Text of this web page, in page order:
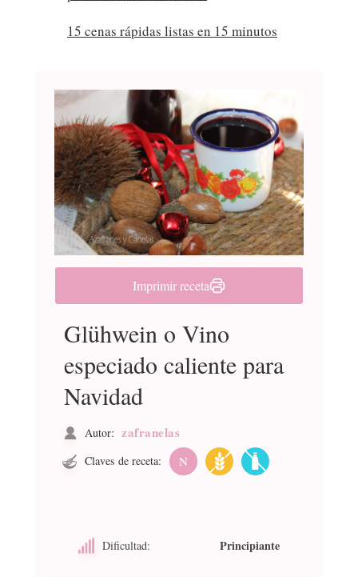
15 cenas rápidas listas en 15 minutos
Imprimir receta
Glühwein o Vino
especiado caliente para
Navidad
Autor: zafranelas
Claves de receta: N
Dificultad: Principiante